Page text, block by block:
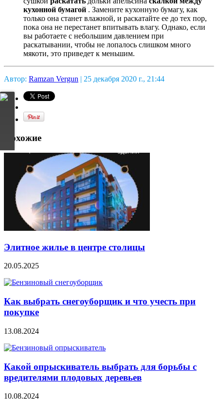
кухонной бумагой . Замените кухонную бумагу, как
только она станет влажной, и раскатайте ее до тех пор,
пока она не перестанет впитывать влагу. Однако, если
вы работаете с небольшим давлением при
раскатывании, чтобы не лопалось слишком много
мякоти, это приведет к меньшим.
Автор: Ramzan Vergun | 25 декабря 2020 г., 21:44
Похожие
Элитное жилье в центре столицы
20.05.2025
Как выбрать снегоуборщик и что учесть при
покупке
13.08.2024
Какой опрыскиватель выбрать для борьбы с
вредителями плодовых деревьев
10.08.2024